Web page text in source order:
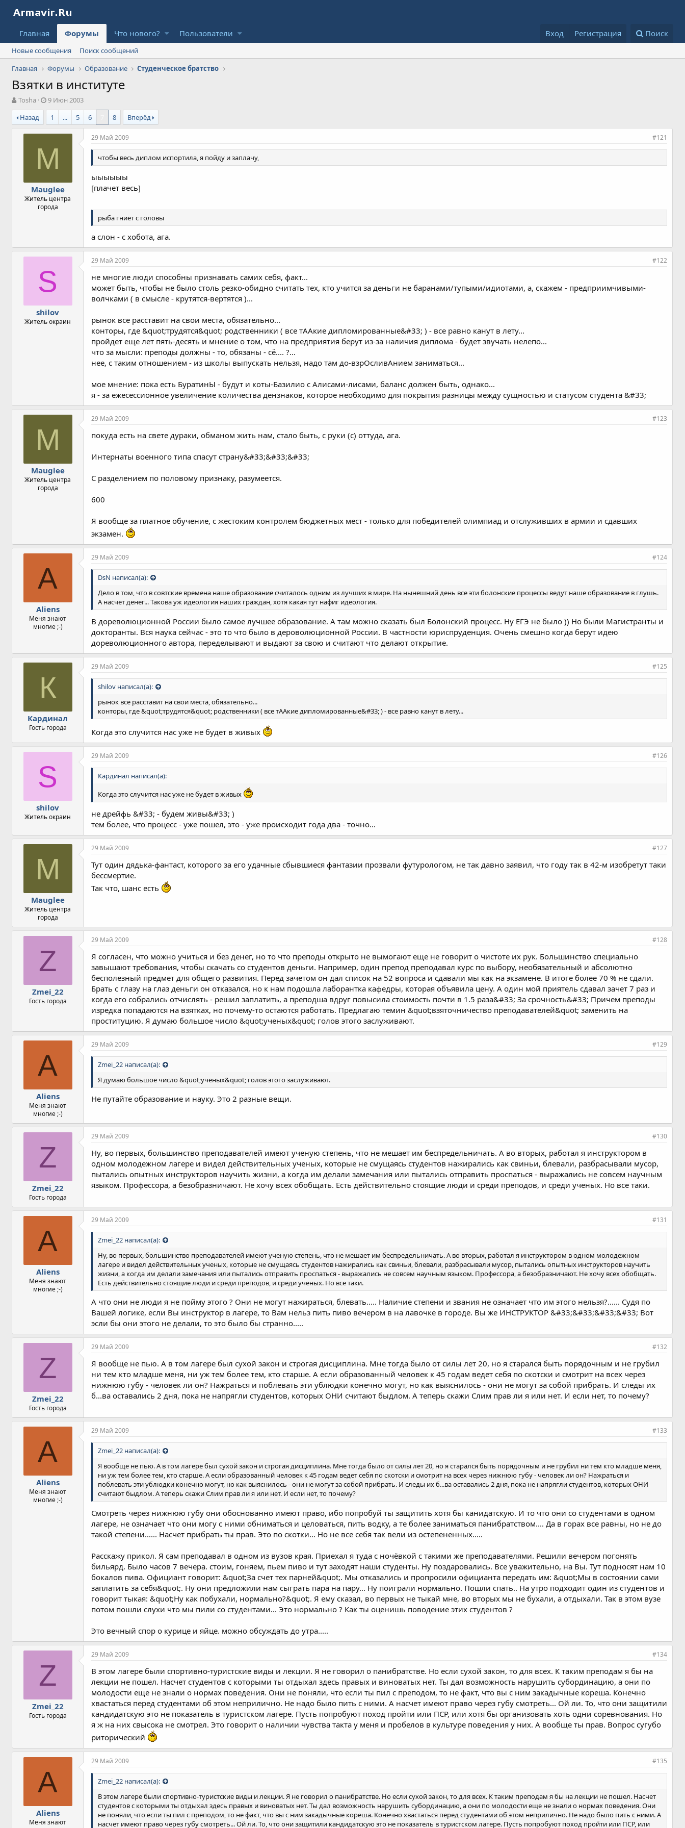
Главная Форумы Что нового? Пользователи Вход Регистрация Поиск
Новые сообщения
Поиск сообщений
Главная
Форумы Образование Студенческое братство
Взятки в институте
А
в
т
о
Tosha
Д
а
а
н
ч
а
а
9 Июн 2003
Назад
1 ... 5 6 8 Вперёд
M
Mauglee
Житель центра
города
29 Май 2009 #121
чтобы весь диплом испортила, я пойду и заплачу,
ыыыыыы
[плачет весь]
рыба гниёт с головы
а слон - с хобота, ага.
S
shilov
Житель окраин
29 Май 2009 #122
не многие люди способны признавать самих себя, факт...
может быть, чтобы не было столь резко-обидно считать тех, кто учится за деньги не баранами/тупыми/идиотами, а, скажем - предприимчивыми-
волчками ( в смысле - крутятся-вертятся )...
рынок все расставит на свои места, обязательно...
конторы, где &quot;трудятся&quot; родственники ( все тААкие дипломированные&#33; ) - все равно канут в лету...
пройдет еще лет пять-десять и мнение о том, что на предприятия берут из-за наличия диплома - будет звучать нелепо...
что за мысли: преподы должны - то, обязаны - сё.... ?...
нее, с таким отношением - из школы выпускать нельзя, надо там до-взрОсливАнием заниматься...
мое мнение: пока есть БуратинЫ - будут и коты-Базилио с Алисами-лисами, баланс должен быть, однако...
я - за ежесессионное увеличение количества дензнаков, которое необходимо для покрытия разницы между сущностью и статусом студента &#33;
M
Mauglee
Житель центра
города
29 Май 2009 #123
покуда есть на свете дураки, обманом жить нам, стало быть, с руки (с) оттуда, ага.
Интернаты военного типа спасут страну&#33;&#33;&#33;
С разделением по половому признаку, разумеется.
600
Я вообще за платное обучение, с жестоким контролем бюджетных мест - только для победителей олимпиад и отслуживших в армии и сдавших
экзамен.
A
Aliens
Меня знают
многие ;-)
29 Май 2009 #124
DsN написал(а):
Дело в том, что в совтские времена наше образование считалось одним из лучших в мире. На нынешний день все эти болонские процессы ведут наше образование в глушь.
А насчет денег... Такова уж идеология наших граждан, хотя какая тут нафиг идеология.
В дореволюционной России было самое лучшее образование. А там можно сказать был Болонский процесс. Ну ЕГЭ не было )) Но были Магистранты и
докторанты. Вся наука сейчас - это то что было в дероволюционной России. В частности юриспруденция. Очень смешно когда берут идею
дореволюционного автора, переделывают и выдают за свою и считают что делают открытие.
К
Кардинал
Гость города
29 Май 2009 #125
shilov написал(а):
рынок все расставит на свои места, обязательно...
конторы, где &quot;трудятся&quot; родственники ( все тААкие дипломированные&#33; ) - все равно канут в лету...
Когда это случится нас уже не будет в живых
S
shilov
Житель окраин
29 Май 2009 #126
Кардинал написал(а):
Когда это случится нас уже не будет в живых
не дрейфь &#33; - будем живы&#33; )
тем более, что процесс - уже пошел, это - уже происходит года два - точно...
M
Mauglee
Житель центра
города
29 Май 2009 #127
Тут один дядька-фантаст, которого за его удачные сбывшиеся фантазии прозвали футурологом, не так давно заявил, что году так в 42-м изобретут таки
бессмертие.
Так что, шанс есть
Z
Zmei_22
Гость города
29 Май 2009 #128
Я согласен, что можно учиться и без денег, но то что преподы открыто не вымогают еще не говорит о чистоте их рук. Большинство специально
завышают требования, чтобы скачать со студентов деньги. Например, один препод преподавал курс по выбору, необязательный и абсолютно
бесполезный предмет для общего развития. Перед зачетом он дал список на 52 вопроса и сдавали мы как на экзамене. В итоге более 70 % не сдали.
Брать с глазу на глаз деньги он отказался, но к нам подошла лаборантка кафедры, которая объявила цену. А один мой приятель сдавал зачет 7 раз и
когда его собрались отчислять - решил заплатить, а преподша вдруг повысила стоимость почти в 1.5 раза&#33; За срочность&#33; Причем преподы
изредка попадаются на взятках, но почему-то остаются работать. Предлагаю темин &quot;взяточничество преподавателей&quot; заменить на
проституцию. Я думаю большое число &quot;ученых&quot; голов этого заслуживают.
A
Aliens
Меня знают
многие ;-)
29 Май 2009 #129
Zmei_22 написал(а):
Я думаю большое число &quot;ученых&quot; голов этого заслуживают.
Не путайте образование и науку. Это 2 разные вещи.
Z
Zmei_22
Гость города
29 Май 2009 #130
Ну, во первых, большинство преподавателей имеют ученую степень, что не мешает им беспредельничать. А во вторых, работал я инструктором в
одном молодежном лагере и видел действительных ученых, которые не смущаясь студентов нажирались как свиньи, блевали, разбрасывали мусор,
пытались опытных инструкторов научить жизни, а когда им делали замечания или пытались отправить проспаться - выражались не совсем научным
языком. Профессора, а безобразничают. Не хочу всех обобщать. Есть действительно стоящие люди и среди преподов, и среди ученых. Но все таки.
A
Aliens
Меня знают
многие ;-)
29 Май 2009 #131
Zmei_22 написал(а):
Ну, во первых, большинство преподавателей имеют ученую степень, что не мешает им беспредельничать. А во вторых, работал я инструктором в одном молодежном
лагере и видел действительных ученых, которые не смущаясь студентов нажирались как свиньи, блевали, разбрасывали мусор, пытались опытных инструкторов научить
жизни, а когда им делали замечания или пытались отправить проспаться - выражались не совсем научным языком. Профессора, а безобразничают. Не хочу всех обобщать.
Есть действительно стоящие люди и среди преподов, и среди ученых. Но все таки.
А что они не люди я не пойму этого ? Они не могут нажираться, блевать..... Наличие степени и звания не означает что им этого нельзя?...... Судя по
Вашей логике, если Вы инструктор в лагере, то Вам нельз пить пиво вечером в на лавочке в городе. Вы же ИНСТРУКТОР &#33;&#33;&#33;&#33; Вот
эсли бы они этого не делали, то это было бы странно.....
Z
Zmei_22
Гость города
29 Май 2009 #132
Я вообще не пью. А в том лагере был сухой закон и строгая дисциплина. Мне тогда было от силы лет 20, но я старался быть порядочным и не грубил
ни тем кто младше меня, ни уж тем более тем, кто старше. А если образованный человек к 45 годам ведет себя по скотски и смотрит на всех через
нижнюю губу - человек ли он? Нажраться и поблевать эти ублюдки конечно могут, но как выяснилось - они не могут за собой прибрать. И следы их
б...ва оставались 2 дня, пока не напрягли студентов, которых ОНИ считают быдлом. А теперь скажи Слим прав ли я или нет. И если нет, то почему?
A
Aliens
Меня знают
многие ;-)
29 Май 2009 #133
Zmei_22 написал(а):
Я вообще не пью. А в том лагере был сухой закон и строгая дисциплина. Мне тогда было от силы лет 20, но я старался быть порядочным и не грубил ни тем кто младше меня,
ни уж тем более тем, кто старше. А если образованный человек к 45 годам ведет себя по скотски и смотрит на всех через нижнюю губу - человек ли он? Нажраться и
поблевать эти ублюдки конечно могут, но как выяснилось - они не могут за собой прибрать. И следы их б...ва оставались 2 дня, пока не напрягли студентов, которых ОНИ
считают быдлом. А теперь скажи Слим прав ли я или нет. И если нет, то почему?
Смотреть через нижнюю губу они обоснованно имеют право, ибо попробуй ты защитить хотя бы канидатскую. И то что они со студентами в одном
лагере, не означает что они могу с ними обниматься и целоваться, пить водку, а те более заниматься панибратством.... Да в горах все равны, но не до
такой степени...... Насчет прибрать ты прав. Это по скотки... Но не все себя так вели из остепененных.....
Расскажу прикол. Я сам преподавал в одном из вузов края. Приехал я туда с ночёвкой с такими же преподавателями. Решили вечером погонять
бильярд. Было часов 7 вечера. стоим, гоняем, пьем пиво и тут заходят наши студенты. Ну поздаровались. Все уважительно, на Вы. Тут подносят нам 10
бокалов пива. Официант говорит: &quot;За счет тех парней&quot;. Мы отказались и пропросили официанта передать им: &quot;Мы в состоянии сами
заплатить за себя&quot;. Ну они предложили нам сыграть пара на пару... Ну поиграли нормально. Пошли спать.. На утро подходит один из студентов и
говорит тыкая: &quot;Ну как побухали, нормально?&quot;. Я ему сказал, во первых не тыкай мне, во вторых мы не бухали, а отдыхали. Так в этом вузе
потом пошли слухи что мы пили со студентами... Это нормально ? Как ты оценишь поводение этих студентов ?
Это вечный спор о курице и яйце. можно обсуждать до утра.....
Z
Zmei_22
Гость города
29 Май 2009 #134
В этом лагере были спортивно-туристские виды и лекции. Я не говорил о панибратстве. Но если сухой закон, то для всех. К таким преподам я бы на
лекции не пошел. Насчет студентов с которыми ты отдыхал здесь правых и виноватых нет. Ты дал возможность нарушить субординацию, а они по
молодости еще не знали о нормах поведения. Они не поняли, что если ты пил с преподом, то не факт, что вы с ним закадычные кореша. Конечно
хвастаться перед студентами об этом неприлично. Не надо было пить с ними. А насчет имеют право через губу смотреть... Ой ли. То, что они защитили
кандидатскую это не показатель в туристском лагере. Пусть попробуют поход пройти или ПСР, или хотя бы организовать хоть одни соревнования. Но
я ж на них свысока не смотрел. Это говорит о наличии чувства такта у меня и пробелов в культуре поведения у них. А вообще ты прав. Вопрос сугубо
риторический
A
Aliens
Меня знают
29 Май 2009 #135
Zmei_22 написал(а):
В этом лагере были спортивно-туристские виды и лекции. Я не говорил о панибратстве. Но если сухой закон, то для всех. К таким преподам я бы на лекции не пошел. Насчет
студентов с которыми ты отдыхал здесь правых и виноватых нет. Ты дал возможность нарушить субординацию, а они по молодости еще не знали о нормах поведения. Они
не поняли, что если ты пил с преподом, то не факт, что вы с ним закадычные кореша. Конечно хвастаться перед студентами об этом неприлично. Не надо было пить с ними. А
насчет имеют право через губу смотреть... Ой ли. То, что они защитили кандидатскую это не показатель в туристском лагере. Пусть попробуют поход пройти или ПСР, или